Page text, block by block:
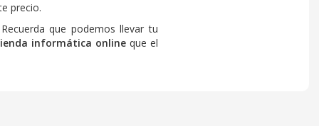
precio.
que podemos llevar tu
informática onlineque el